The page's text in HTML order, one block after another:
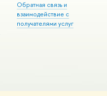
Обратная связь и
взаимодействие с
получателями услуг